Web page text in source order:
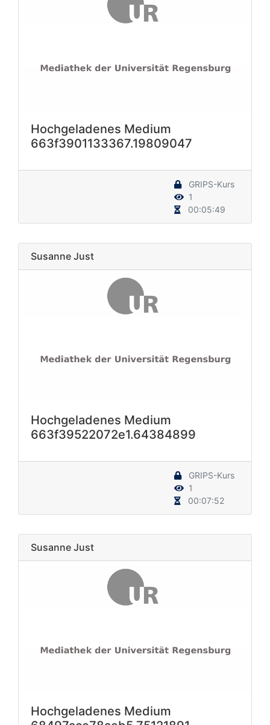
Hochgeladenes Medium
663f3901133367.19809047
GRIPS-Kurs
1
00:05:49
Susanne Just
Hochgeladenes Medium
663f39522072e1.64384899
GRIPS-Kurs
1
00:07:52
Susanne Just
Hochgeladenes Medium